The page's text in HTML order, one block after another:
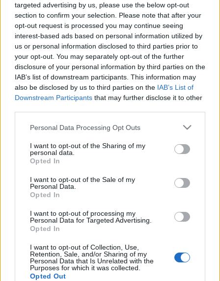
targeted advertising by us, please use the below opt-out
section to confirm your selection. Please note that after your
opt-out request is processed you may continue seeing
interest-based ads based on personal information utilized by
us or personal information disclosed to third parties prior to
your opt-out. You may separately opt-out of the further
disclosure of your personal information by third parties on the
IAB’s list of downstream participants. This information may
also be disclosed by us to third parties on the IAB’s List of
Downstream Participants that may further disclose it to other
Please note that this website/app uses one or more Google
not limited to your visit or usage behaviour. You may click to
grant or deny consent to Google and its third-party tags to
use your data for below specified purposes in below Google
consent section.
Personal Data Processing Opt Outs
I want to opt-out of the Sharing of my
personal data.
Opted In
I want to opt-out of the Sale of my
Personal Data.
Opted In
I want to opt-out of processing my
Personal Data for Targeted Advertising.
Opted In
I want to opt-out of Collection, Use,
Retention, Sale, and/or Sharing of my
Personal Data that Is Unrelated with the
Purposes for which it was collected.
Opted Out
menedzsmentje és Pécs városa nevében.
Az öt kiállító az Egri Tanárképző Főiskola
Rajz Tanszékén tanít, ahol az ország egyik
legkomolyabb művészképzése folyik. A tárlat
nem csak a helyi vagy a hazai, de a
nemzetközi érdeklődés középpontjába is
kerülhet.
Képző